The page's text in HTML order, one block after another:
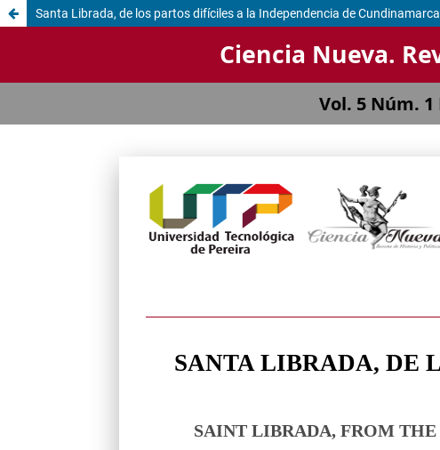
Santa Librada, de los partos difíciles a la Independencia de Cundinamarca